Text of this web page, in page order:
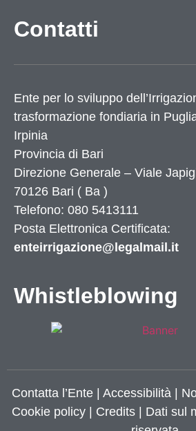
Contatti
Ente per lo sviluppo
trasformazione fondiaria in
Irpinia
Provincia di Bari
Direzione Generale – Viale
70126 Bari ( Ba )
Telefono: 080 5413111
Posta Elettronica Certificata:
enteirrigazione@legalmail.it
Whistleblowing
Contatta l’Ente| Accessibilità |
Cookie policy| Credits| Dati sul